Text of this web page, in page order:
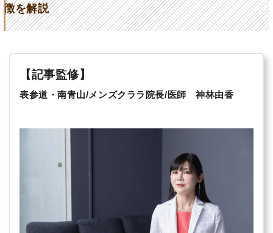
徴を解説
【記事監修】
表参道・南青山/メンズクララ院長/医師 神林由香